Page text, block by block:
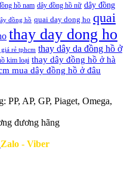
hồ nam dây đồng hồ nữ dây đồng
đồng hồ quai day dong ho quai
thay day dong ho
rẻ tphcm thay dây da đồng hồ ở
kim loại thay dây đồng hồ ở hà
mua dây đồng hồ ở đâu
PP, AP, GP, Piaget, Omega,
đương hãng
Zalo - Viber